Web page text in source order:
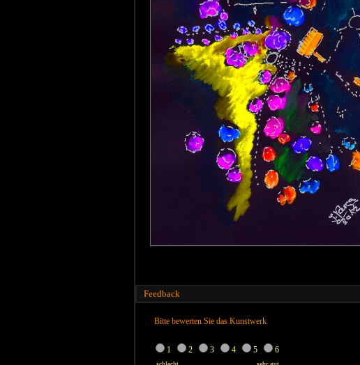
Feedback
Bitte bewerten Sie das Kunstwerk
1 2 3 4 5 6